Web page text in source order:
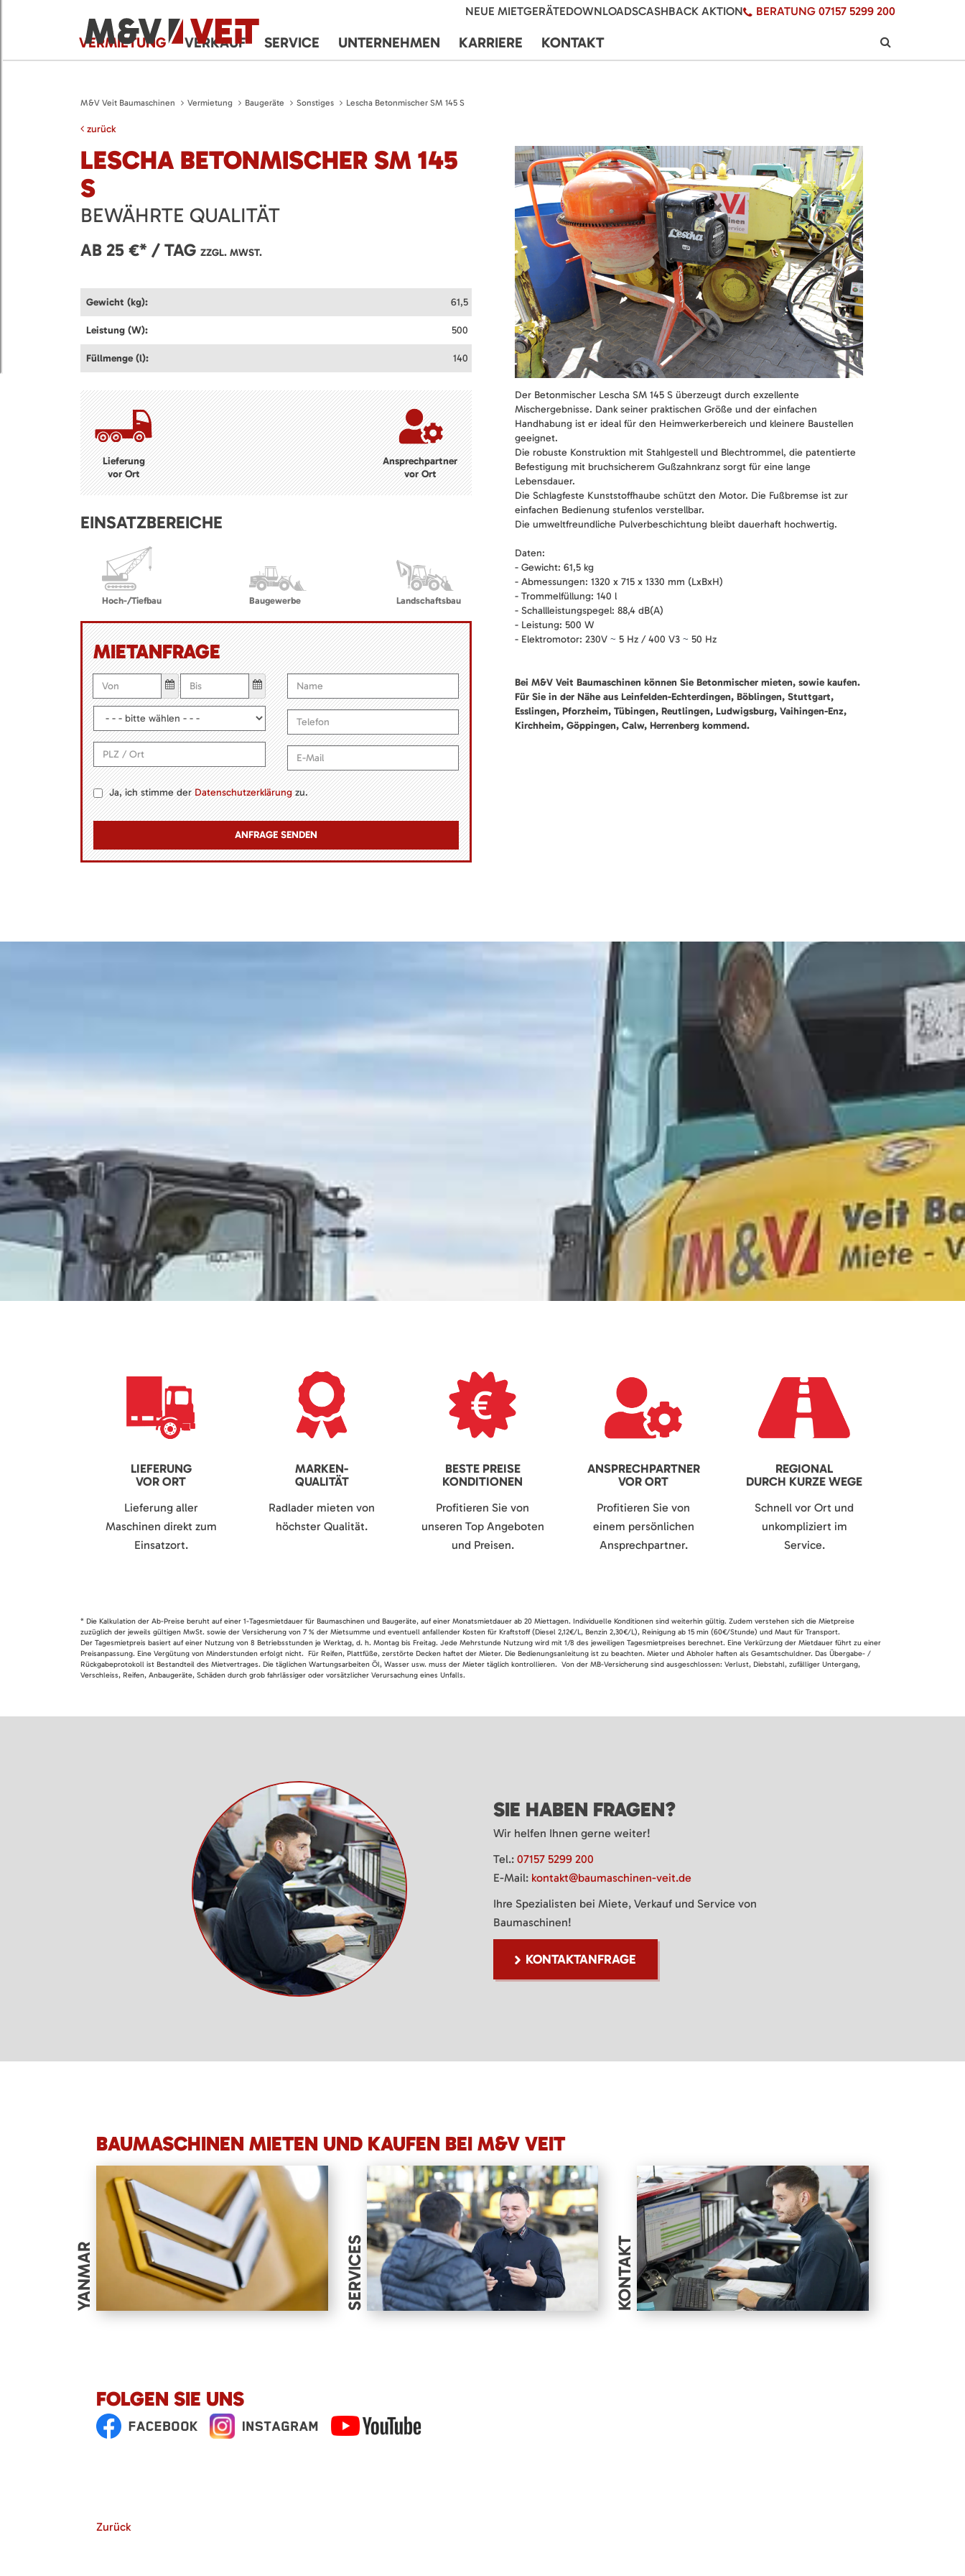
NEUE MIETGERÄTEDOWNLOADSCASHBACK AKTION BERATUNG 07157 5299 200
VERMIETUNG VERKAUF SERVICE UNTERNEHMEN KARRIERE KONTAKT
M&V Veit Baumaschinen Vermietung Baugeräte Sonstiges Lescha Betonmischer SM 145 S
zurück
LESCHA BETONMISCHER SM 145
S
BEWÄHRTE QUALITÄT
AB 25 €* / TAG ZZGL. MWST.
Gewicht (kg): 61,5
Leistung (W): 500
Füllmenge (l): 140
Lieferung
vor Ort
Ansprechpartner
vor Ort
EINSATZBEREICHE
Hoch-/Tiefbau Baugewerbe Landschaftsbau
MIETANFRAGE
Ja, ich stimme derDatenschutzerklärungzu.
Der Betonmischer Lescha SM 145 S überzeugt durch exzellente
Mischergebnisse. Dank seiner praktischen Größe und der einfachen
Handhabung ist er ideal für den Heimwerkerbereich und kleinere Baustellen
geeignet.
Die robuste Konstruktion mit Stahlgestell und Blechtrommel, die patentierte
Befestigung mit bruchsicherem Gußzahnkranz sorgt für eine lange
Lebensdauer.
Die Schlagfeste Kunststoffhaube schützt den Motor. Die Fußbremse ist zur
einfachen Bedienung stufenlos verstellbar.
Die umweltfreundliche Pulverbeschichtung bleibt dauerhaft hochwertig.
Daten:
- Gewicht: 61,5 kg
- Abmessungen: 1320 x 715 x 1330 mm (LxBxH)
- Trommelfüllung: 140 l
- Schallleistungspegel: 88,4 dB(A)
- Leistung: 500 W
- Elektromotor: 230V ~ 5 Hz / 400 V3 ~ 50 Hz
Bei M&V Veit Baumaschinen können Sie Betonmischer mieten, sowie kaufen.
Für Sie in der Nähe aus Leinfelden-Echterdingen, Böblingen, Stuttgart,
Esslingen, Pforzheim, Tübingen, Reutlingen, Ludwigsburg, Vaihingen-Enz,
Kirchheim, Göppingen, Calw, Herrenberg kommend.
LIEFERUNG
VOR ORT
Lieferung aller
Maschinen direkt zum
Einsatzort.
MARKEN-
QUALITÄT
Radlader mieten von
höchster Qualität.
BESTE PREISE
KONDITIONEN
Profitieren Sie von
unseren Top Angeboten
und Preisen.
ANSPRECHPARTNER
VOR ORT
Profitieren Sie von
einem persönlichen
Ansprechpartner.
REGIONAL
DURCH KURZE WEGE
Schnell vor Ort und
unkompliziert im
Service.
* Die Kalkulation der Ab-Preise beruht auf einer 1-Tagesmietdauer für Baumaschinen und Baugeräte, auf einer Monatsmietdauer ab 20 Miettagen. Individuelle Konditionen sind weiterhin gültig. Zudem verstehen sich die Mietpreise
zuzüglich der jeweils gültigen MwSt. sowie der Versicherung von 7 % der Mietsumme und eventuell anfallender Kosten für Kraftstoff (Diesel 2,12€/L, Benzin 2,30€/L), Reinigung ab 15 min (60€/Stunde) und Maut für Transport.
Der Tagesmietpreis basiert auf einer Nutzung von 8 Betriebsstunden je Werktag, d. h. Montag bis Freitag. Jede Mehrstunde Nutzung wird mit 1/8 des jeweiligen Tagesmietpreises berechnet. Eine Verkürzung der Mietdauer führt zu einer
Preisanpassung. Eine Vergütung von Minderstunden erfolgt nicht. Für Reifen, Plattfüße, zerstörte Decken haftet der Mieter. Die Bedienungsanleitung ist zu beachten. Mieter und Abholer haften als Gesamtschuldner. Das Übergabe- /
Rückgabeprotokoll ist Bestandteil des Mietvertrages. Die täglichen Wartungsarbeiten Öl, Wasser usw. muss der Mieter täglich kontrollieren. Von der MB-Versicherung sind ausgeschlossen: Verlust, Diebstahl, zufälliger Untergang,
Verschleiss, Reifen, Anbaugeräte, Schäden durch grob fahrlässiger oder vorsätzlicher Verursachung eines Unfalls.
SIE HABEN FRAGEN?
Wir helfen Ihnen gerne weiter!
Tel.: 07157 5299 200
E-Mail: kontakt@baumaschinen-veit.de
Ihre Spezialisten bei Miete, Verkauf und Service von
Baumaschinen!
KONTAKTANFRAGE
BAUMASCHINEN MIETEN UND KAUFEN BEI M&V VEIT
YANMAR SERVICES KONTAKT
FOLGEN SIE UNS
Zurück